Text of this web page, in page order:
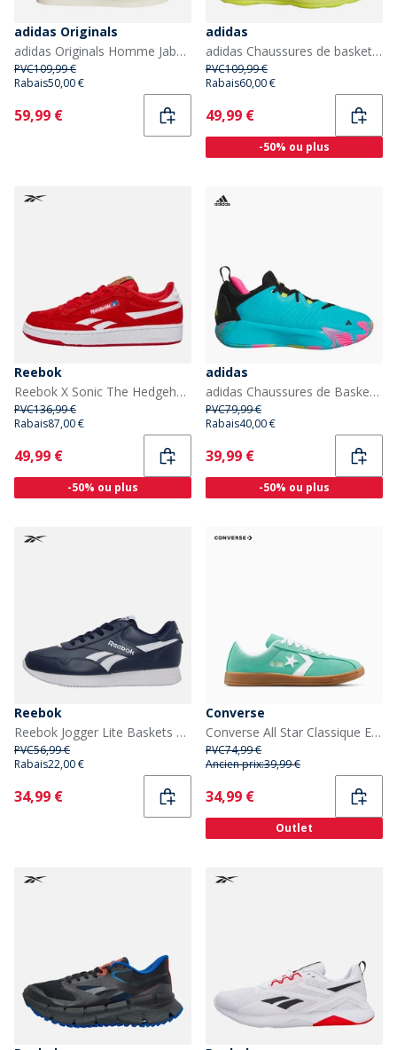
adidas Originals
adidas Originals Homme Jabbar Haut Baskets Cloud White/Core Black/Off White
PVC109,99 €
Rabais50,00 €
Current
59,99 €
adidas
adidas Chaussures de basketball basses 'Preloved Lime' Anthony Edwards 1 Homme Preloved Lime/Core Black/Pure Teal
PVC109,99 €
Rabais60,00 €
Current
49,99 €
-50% ou plus
Reebok
Reebok X Sonic The Hedgehog 3 Club C Revenge 'Knuckles' Baskets Rouge/Blanc/Rouge
PVC136,99 €
Rabais87,00 €
Current
49,99 €
-50% ou plus
adidas
adidas Chaussures de Basketball d'Initiation Homme Lucid Cyan/Core Black/Preloved Lime
PVC79,99 €
Rabais40,00 €
Current
39,99 €
-50% ou plus
Reebok
Reebok Jogger Lite Baskets Vector Navy/Blanc/Blanc
PVC56,99 €
Rabais22,00 €
Current
34,99 €
Converse
Converse All Star Classique Entraîneur Daim Baskets Archive Sea Green/Blanc/Gum
PVC74,99 €
Ancien prix:39,99 €
Current
34,99 €
Outlet